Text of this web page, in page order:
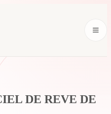
DE REVE DE